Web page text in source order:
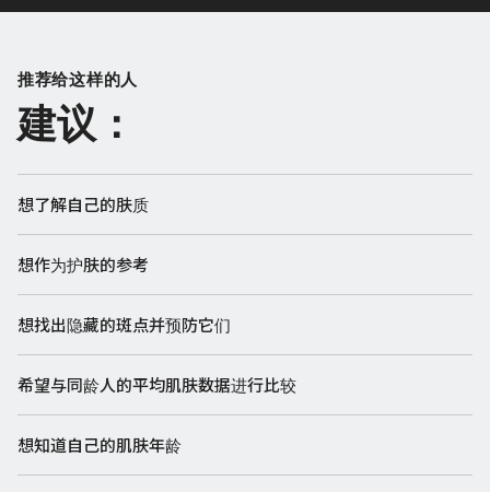
推荐给这样的人
建议：
想了解自己的肤质
想作为护肤的参考
想找出隐藏的斑点并预防它们
希望与同龄人的平均肌肤数据进行比较
想知道自己的肌肤年龄